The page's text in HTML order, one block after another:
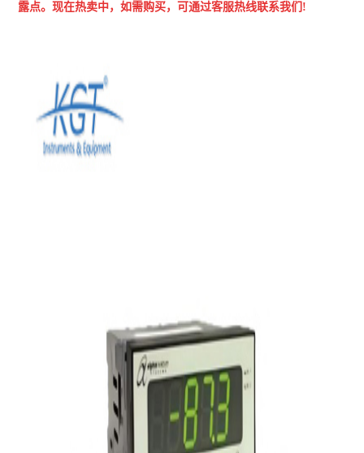
露点。现在热卖中，如需购买，可通过客服热线联系我们!